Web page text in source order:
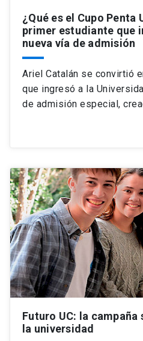
¿Qué es el Cupo Penta
primer estudiante que
nueva vía de admisión
Ariel Catalán se convirtió
que ingresó a la
de admisión especial,
Futuro UC: la campaña
la universidad